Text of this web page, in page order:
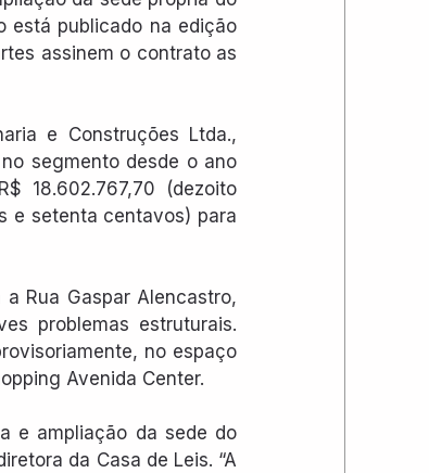
está publicado na edição
assinem o contrato as
e Construções Ltda.,
segmento desde o ano
18.602.767,70 (dezoito
e setenta centavos) para
Rua Gaspar Alencastro,
problemas estruturais.
no espaço
Avenida Center.
e ampliação da sede do
da Casa de Leis. “A